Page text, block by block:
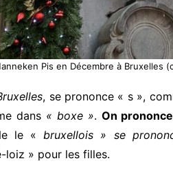
Pis en Décembre à Bruxelles
, se prononce « s »,
dans « boxe ». On
le «bruxellois » se
loiz » pour les filles.